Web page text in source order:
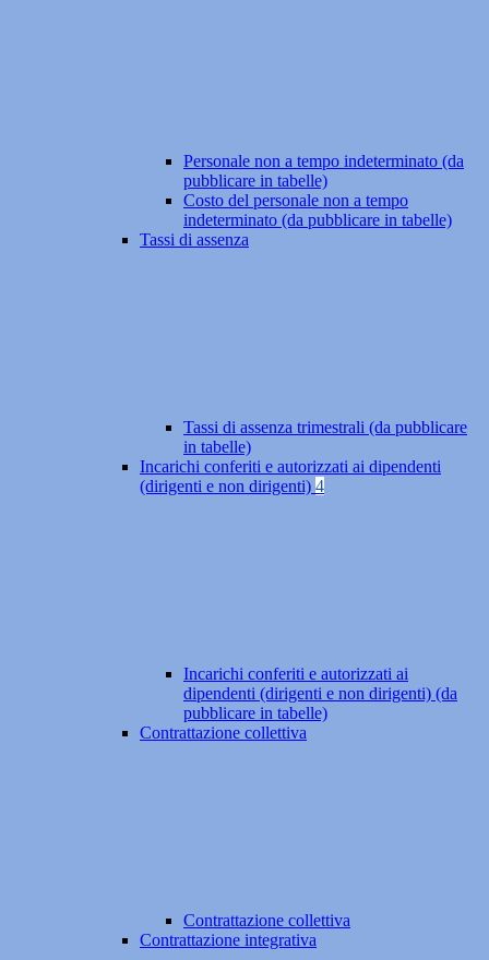
Personale non a tempo indeterminato (da
pubblicare in tabelle)
Costo del personale non a tempo
indeterminato (da pubblicare in tabelle)
Tassi di assenza
Tassi di assenza trimestrali (da pubblicare
in tabelle)
Incarichi conferiti e autorizzati ai dipendenti
(dirigenti e non dirigenti) 4
Incarichi conferiti e autorizzati ai
dipendenti (dirigenti e non dirigenti) (da
pubblicare in tabelle)
Contrattazione collettiva
Contrattazione collettiva
Contrattazione integrativa